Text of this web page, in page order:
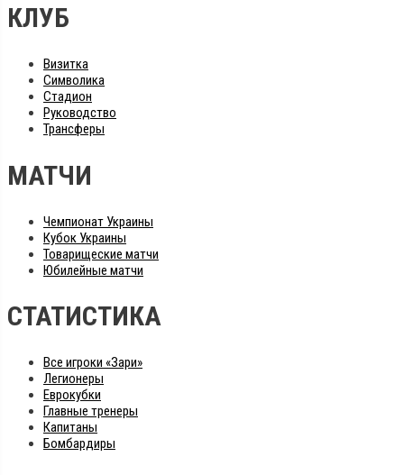
КЛУБ
Визитка
Символика
Стадион
Руководство
Трансферы
МАТЧИ
Чемпионат Украины
Кубок Украины
Товарищеские матчи
Юбилейные матчи
СТАТИСТИКА
Все игроки «Зари»
Легионеры
Еврокубки
Главные тренеры
Капитаны
Бомбардиры